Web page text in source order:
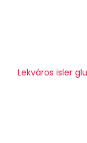
Lekváros isler